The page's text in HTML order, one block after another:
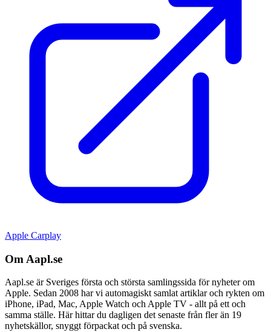
Apple Carplay
Om Aapl.se
Aapl.se är Sveriges första och största samlingssida för nyheter om
Apple. Sedan 2008 har vi automagiskt samlat artiklar och rykten om
iPhone, iPad, Mac, Apple Watch och Apple TV - allt på ett och
samma ställe. Här hittar du dagligen det senaste från fler än 19
nyhetskällor, snyggt förpackat och på svenska.